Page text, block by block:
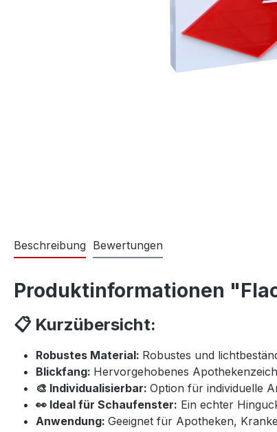
Beschreibung Bewertungen
Produktinformationen
📋 Kurzübersicht:
Robustes Material: Robustes und
Blickfang: Hervorgehobenes
🎨 Individualisierbar: Option für individuelle
👀 Ideal für Schaufenster: Ein echter
Anwendung: Geeignet für Apotheken,